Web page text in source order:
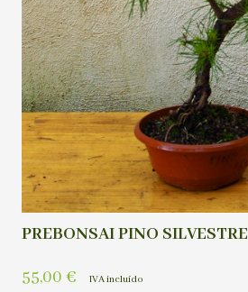
PREBONSAI PINO SILVESTRE
55,00 € IVA incluído